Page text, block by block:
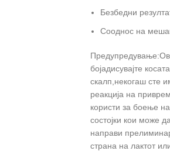
Безбедни
Сооднос на
бојадисувајте
скалп,некогаш сте
реакција на
користи за боење
состојки кои може
направи
страна на лактот